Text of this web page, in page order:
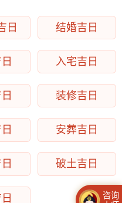
日 结婚吉日
入宅吉日
装修吉日
安葬吉日
破土吉日
咨询